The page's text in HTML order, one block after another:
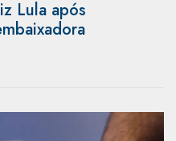
Lula após